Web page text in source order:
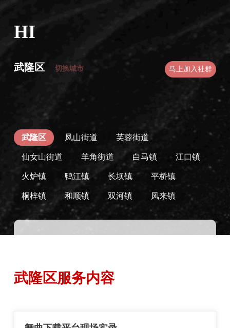
HI
武隆区 切换城市 马上加入社群
武隆区 凤山街道 芙蓉街道
仙女山街道 羊角街道 白马镇 江口镇
火炉镇 鸭江镇 长坝镇 平桥镇
桐梓镇 和顺镇 双河镇 凤来镇
武隆区服务内容